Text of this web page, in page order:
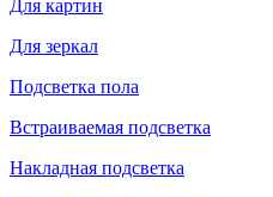
Для картин
Для зеркал
Подсветка пола
Встраиваемая подсветка
Накладная подсветка